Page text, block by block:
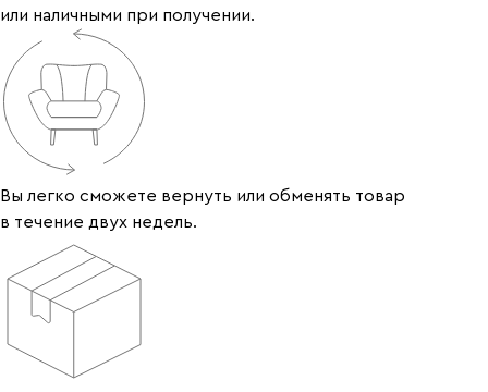
или наличными при получении.
Вы легко сможете вернуть или обменять товар
в течение двух недель.